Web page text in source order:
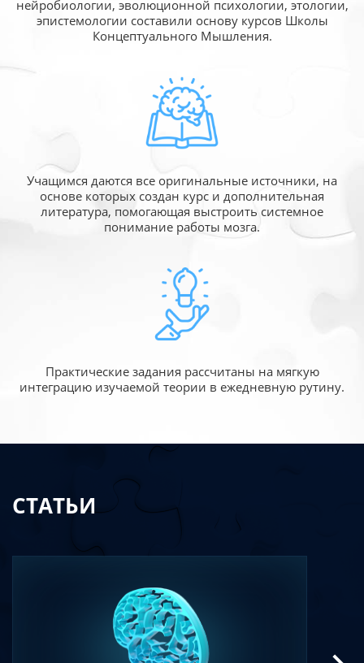
нейробиологии, эволюционной психологии, этологии,
эпистемологии составили основу курсов Школы
Концептуального Мышления.
Учащимся даются все оригинальные источники, на
основе которых создан курс и дополнительная
литература, помогающая выстроить системное
понимание работы мозга.
Практические задания рассчитаны на мягкую
интеграцию изучаемой теории в ежедневную рутину.
СТАТЬИ